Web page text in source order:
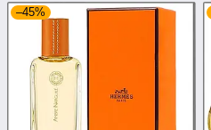
–45%